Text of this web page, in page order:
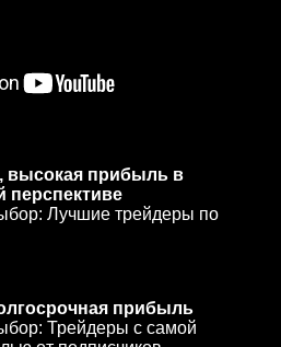
высокая прибыль в
перспективе
Лучшие трейдеры по
прибыль
Трейдеры с самой